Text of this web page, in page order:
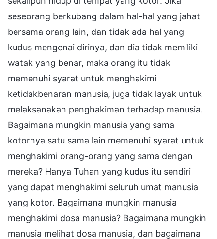
seseorang berkubang dalam hal-hal yang jahat
bersama orang lain, dan tidak ada hal yang
kudus mengenai dirinya, dan dia tidak memiliki
watak yang benar, maka orang itu tidak
memenuhi syarat untuk menghakimi
ketidakbenaran manusia, juga tidak layak untuk
melaksanakan penghakiman terhadap manusia.
Bagaimana mungkin manusia yang sama
kotornya satu sama lain memenuhi syarat untuk
menghakimi orang-orang yang sama dengan
mereka? Hanya Tuhan yang kudus itu sendiri
yang dapat menghakimi seluruh umat manusia
yang kotor. Bagaimana mungkin manusia
menghakimi dosa manusia? Bagaimana mungkin
manusia melihat dosa manusia, dan bagaimana